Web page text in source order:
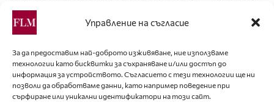
Управление на съгласие
За да предоставим най-доброто изживяване, ние използваме
технологии като бисквитки за съхраняване и/или достъп до
информация за устройството. Съгласието с тези технологии ще ни
позволи да обработваме данни, като например поведение при
сърфиране или уникални идентификатори на този сайт.
черно, сиво, лилаво, тюркоазено, нежната и топла
гама на бежовото.